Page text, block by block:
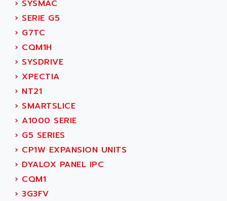
AHEAD SYSTEMS
AHLBERG ELECTRONICS
AIP SYSTEMES
AIR
AIR ET PULVERISATION
AIR LIQUIDE
AIR SYSTEMS
AIR WORTHINGTON CREYSSENSAC
AIRBUS
AIRCOM
AIRELEC
AIRMASTER R1
AIRMASTER R1HMI
› SYSMAC
› SERIE G5
› G7TC
› CQM1H
› SYSDRIVE
› XPECTIA
› NT21
› SMARTSLICE
› A1000 SERIE
› G5 SERIES
› CP1W EXPANSION UNITS
› DYALOX PANEL IPC
› CQM1
› 3G3FV